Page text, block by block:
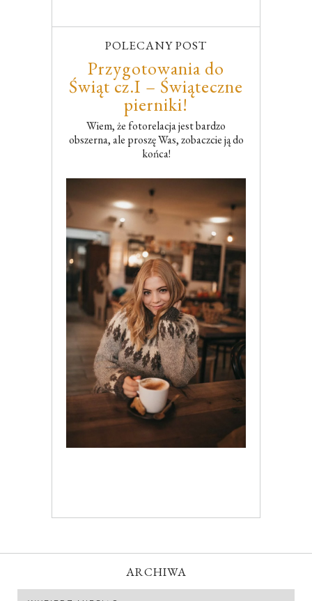
POLECANY POST
Przygotowania do
Świąt cz.I – Świąteczne
pierniki!
Wiem, że fotorelacja jest bardzo
obszerna, ale proszę Was, zobaczcie ją do
końca!
ARCHIWA
Archiwa